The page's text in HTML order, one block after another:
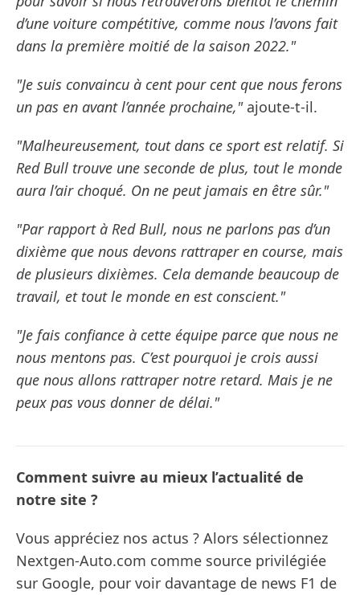
d’une voiture compétitive, comme nous l’avons fait
dans la première moitié de la saison 2022."
"Je suis convaincu à cent pour cent que nous ferons
un pas en avant l’année prochaine,"ajoute-t-il.
"Malheureusement, tout dans ce sport est relatif. Si
Red Bull trouve une seconde de plus, tout le monde
aura l’air choqué. On ne peut jamais en être sûr."
"Par rapport à Red Bull, nous ne parlons pas d’un
dixième que nous devons rattraper en course, mais
de plusieurs dixièmes. Cela demande beaucoup de
travail, et tout le monde en est conscient."
"Je fais confiance à cette équipe parce que nous ne
nous mentons pas. C’est pourquoi je crois aussi
que nous allons rattraper notre retard. Mais je ne
peux pas vous donner de délai."
Comment suivre au mieux l’actualité de
notre site ?
Vous appréciez nos actus ? Alors sélectionnez
Nextgen-Auto.com comme source privilégiée
sur Google, pour voir davantage de news F1 de